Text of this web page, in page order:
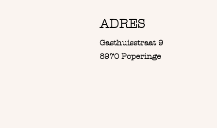
ADRES
Gasthuisstraat 9
8970 Poperinge